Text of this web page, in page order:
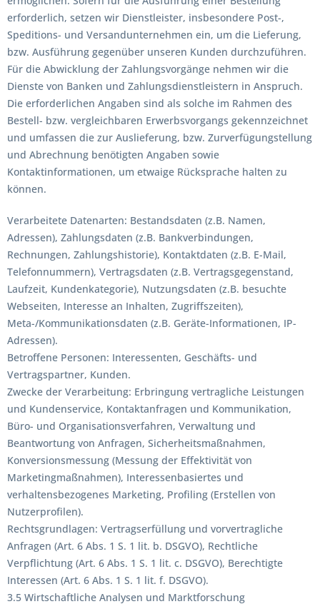
erforderlich, setzen wir Dienstleister, insbesondere Post-,
Speditions- und Versandunternehmen ein, um die Lieferung,
bzw. Ausführung gegenüber unseren Kunden durchzuführen.
Für die Abwicklung der Zahlungsvorgänge nehmen wir die
Dienste von Banken und Zahlungsdienstleistern in Anspruch.
Die erforderlichen Angaben sind als solche im Rahmen des
Bestell- bzw. vergleichbaren Erwerbsvorgangs gekennzeichnet
und umfassen die zur Auslieferung, bzw. Zurverfügungstellung
und Abrechnung benötigten Angaben sowie
Kontaktinformationen, um etwaige Rücksprache halten zu
können.
Verarbeitete Datenarten: Bestandsdaten (z.B. Namen,
Adressen), Zahlungsdaten (z.B. Bankverbindungen,
Rechnungen, Zahlungshistorie), Kontaktdaten (z.B. E-Mail,
Telefonnummern), Vertragsdaten (z.B. Vertragsgegenstand,
Laufzeit, Kundenkategorie), Nutzungsdaten (z.B. besuchte
Webseiten, Interesse an Inhalten, Zugriffszeiten),
Meta-/Kommunikationsdaten (z.B. Geräte-Informationen, IP-
Adressen).
Betroffene Personen: Interessenten, Geschäfts- und
Vertragspartner, Kunden.
Zwecke der Verarbeitung: Erbringung vertragliche Leistungen
und Kundenservice, Kontaktanfragen und Kommunikation,
Büro- und Organisationsverfahren, Verwaltung und
Beantwortung von Anfragen, Sicherheitsmaßnahmen,
Konversionsmessung (Messung der Effektivität von
Marketingmaßnahmen), Interessenbasiertes und
verhaltensbezogenes Marketing, Profiling (Erstellen von
Nutzerprofilen).
Rechtsgrundlagen: Vertragserfüllung und vorvertragliche
Anfragen (Art. 6 Abs. 1 S. 1 lit. b. DSGVO), Rechtliche
Verpflichtung (Art. 6 Abs. 1 S. 1 lit. c. DSGVO), Berechtigte
Interessen (Art. 6 Abs. 1 S. 1 lit. f. DSGVO).
3.5 Wirtschaftliche Analysen und Marktforschung